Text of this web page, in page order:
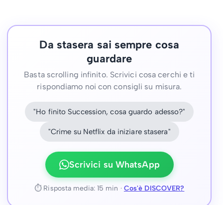
Da stasera sai sempre cosa
guardare
Basta scrolling infinito. Scrivici cosa cerchi e ti
rispondiamo noi con consigli su misura.
"Ho finito Succession, cosa guardo adesso?"
"Crime su Netflix da iniziare stasera"
Scrivici su WhatsApp
⏱ Risposta media: 15 min · Cos'è DISCOVER?